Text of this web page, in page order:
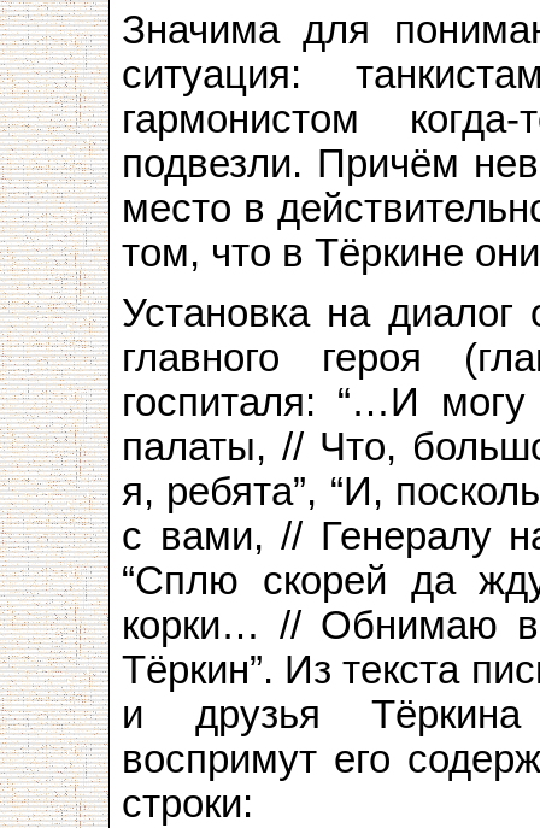
Значима для
ситуация:
гармонистом
подвезли. Причём
место в
том, что в Тёркине
Установка на
главного героя
госпиталя: “…И
палаты, // Что,
я, ребята”, “И,
с вами, // Генералу
“Сплю скорей да
корки… // Обнимаю
Тёркин”. Из текста
и друзья Тёркина
воспримут его
строки: